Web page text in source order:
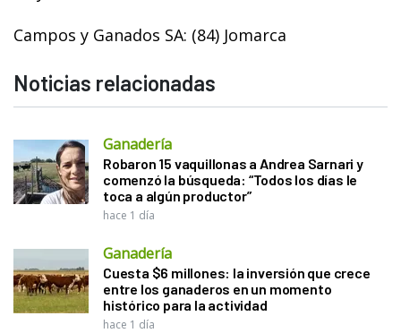
Campos y Ganados SA: (84) Jomarca
Noticias relacionadas
Ganadería
Robaron 15 vaquillonas a Andrea Sarnari y
comenzó la búsqueda: “Todos los días le
toca a algún productor”
hace 1 día
Ganadería
Cuesta $6 millones: la inversión que crece
entre los ganaderos en un momento
histórico para la actividad
hace 1 día